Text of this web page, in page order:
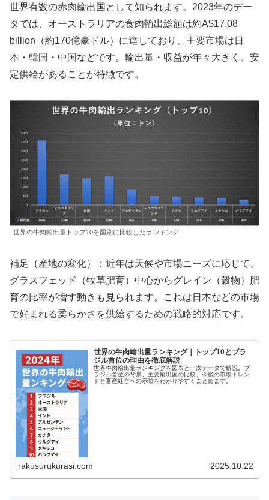
世界有数の赤肉輸出国として知られます。2023年のデー
タでは、オーストラリアの食肉輸出総額は約A$17.08
billion（約170億豪ドル）に達しており、主要市場は日
本・韓国・中国などです。輸出量・収益が年々大きく、安
定供給があることが特徴です。
世界の牛肉輸出量トップ10を国別に比較したランキング
補足（産地の変化）：近年は天候や市場ニーズに応じて、
グラスフェッド（牧草肥育）中心からグレイン（穀物）肥
育の比率が増す動きも見られます。これは日本などの市場
で好まれる柔らかさを供給するための戦略的対応です。
世界の牛肉輸出量ランキング｜トップ10とブラ
ジル首位の理由を徹底解説
世界牛肉輸出量ランキングを図表と一次データで解説。ブ
ラジル首位の背景、主要輸出国の比較、今後の市場トレン
ドと畜産経営への示唆をわかりやすくまとめます。
rakusurukurasi.com 2025.10.22